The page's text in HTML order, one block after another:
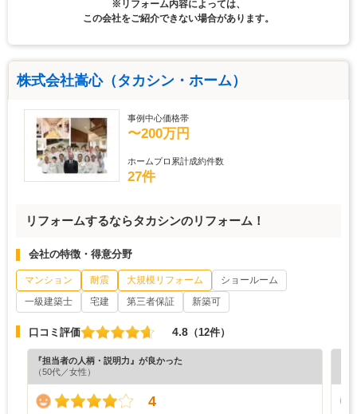
※リフォーム内容によっては、
この会社をご紹介できない場合があります。
株式会社嵩心（タカシン・ホーム）
事例中心価格帯
〜200万円
ホームプロ累計成約件数
27件
リフォームするならタカシンのリフォーム！
会社の特徴・得意分野
マンション 耐震 大規模リフォーム
ショールーム
一級建築士
宅建 第三者保証 新築可
口コミ評価 4.8 （12件）
『担当者の人柄・説明力』が良かった
（50代／女性）
4